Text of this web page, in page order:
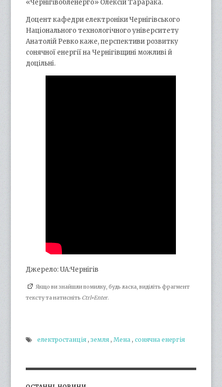
«Чернігівобленерго» Олексій Тарарака.
Доцент кафедри електроніки Чернігівського
Національного технологічного університету
Анатолій Ревко каже, перспективи розвитку
сонячної енергії на Чернігівщині можливі й
доцільні.
Джерело: UA:Чернігів
Якщо ви знайшли помилку, будь ласка, виділіть фрагмент
тексту та натисніть Ctrl+Enter.
електростанція ,земля ,Мена ,сонячна енергія